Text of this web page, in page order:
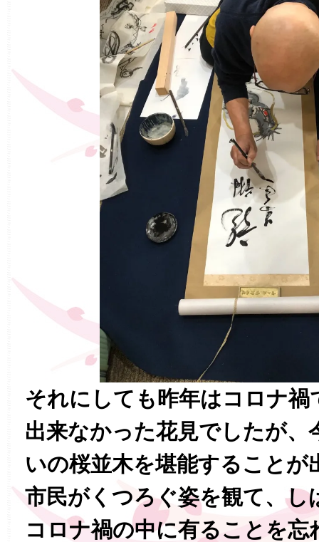
それにしても昨年はコロナ禍
出来なかった花見でしたが、
いの桜並木を堪能することが
市民がくつろぐ姿を観て、し
コロナ禍の中に有ることを忘